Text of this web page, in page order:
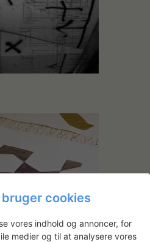
cookies
vores indhold og annoncer, for
medier og til at analysere vores